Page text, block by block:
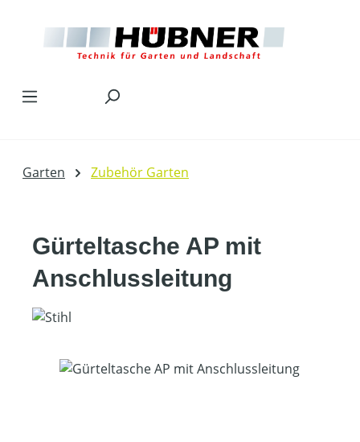
Garten Zubehör Garten
Gürteltasche AP mit
Anschlussleitung
Bildergalerie überspringen